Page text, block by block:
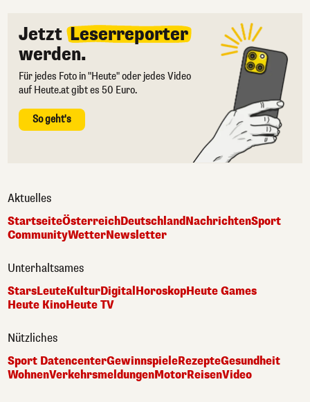
Jetzt Leserreporter
werden.
Für jedes Foto in "Heute" oder jedes Video
auf Heute.at gibt es 50 Euro.
So geht's
Aktuelles
StartseiteÖsterreichDeutschlandNachrichtenSport
CommunityWetterNewsletter
Unterhaltsames
StarsLeuteKulturDigitalHoroskopHeute Games
Heute KinoHeute TV
Nützliches
Sport DatencenterGewinnspieleRezepteGesundheit
WohnenVerkehrsmeldungenMotorReisenVideo